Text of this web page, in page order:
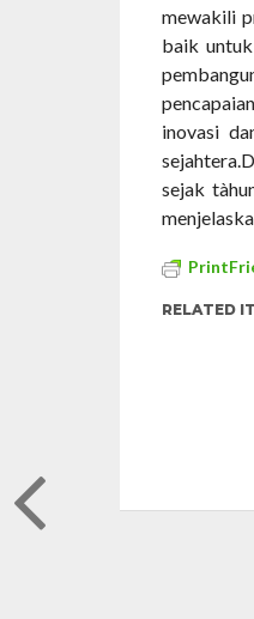
mewakili
baik
inovasi
sejak
RELATED